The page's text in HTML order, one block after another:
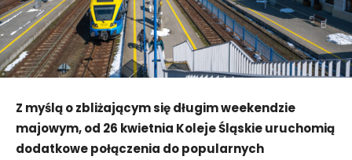
Z myślą o zbliżającym się długim weekendzie
majowym, od 26 kwietnia Koleje Śląskie uruchomią
dodatkowe połączenia do popularnych